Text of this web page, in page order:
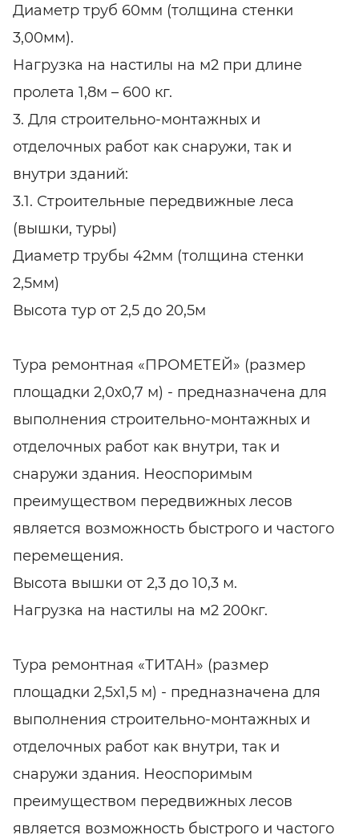
Диаметр труб 60мм (толщина стенки
3,00мм).
Нагрузка на настилы на м2 при длине
пролета 1,8м – 600 кг.
3. Для строительно-монтажных и
отделочных работ как снаружи, так и
внутри зданий:
3.1. Строительные передвижные леса
(вышки, туры)
Диаметр трубы 42мм (толщина стенки
2,5мм)
Высота тур от 2,5 до 20,5м
Тура ремонтная «ПРОМЕТЕЙ» (размер
площадки 2,0х0,7 м) - предназначена для
выполнения строительно-монтажных и
отделочных работ как внутри, так и
снаружи здания. Неоспоримым
преимуществом передвижных лесов
является возможность быстрого и частого
перемещения.
Высота вышки от 2,3 до 10,3 м.
Нагрузка на настилы на м2 200кг.
Тура ремонтная «ТИТАН» (размер
площадки 2,5х1,5 м) - предназначена для
выполнения строительно-монтажных и
отделочных работ как внутри, так и
снаружи здания. Неоспоримым
преимуществом передвижных лесов
является возможность быстрого и частого